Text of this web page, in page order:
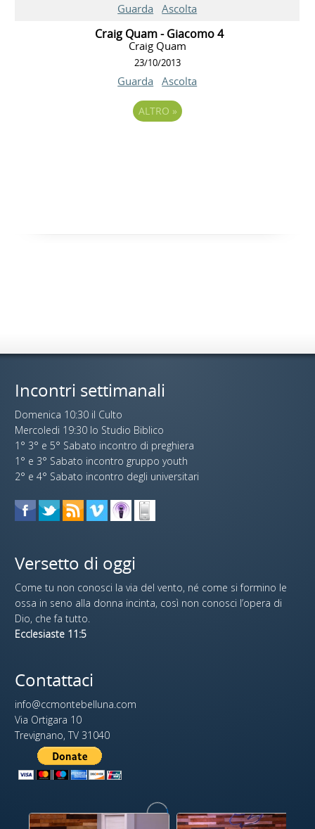
Guarda Ascolta
Craig Quam - Giacomo 4
Craig Quam
23/10/2013
Guarda Ascolta
ALTRO »
Incontri settimanali
Domenica 10:30 il Culto
Mercoledi 19:30 lo Studio Biblico
1° 3° e 5° Sabato incontro di preghiera
1° e 3° Sabato incontro gruppo youth
2° e 4° Sabato incontro degli universitari
Versetto di oggi
Come tu non conosci la via del vento, né come si formino le
ossa in seno alla donna incinta, così non conosci l’opera di
Dio, che fa tutto.
Ecclesiaste 11:5
Contattaci
info@ccmontebelluna.com
Via Ortigara 10
Trevignano, TV 31040